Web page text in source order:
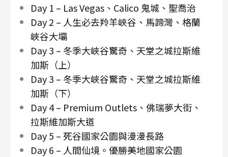
Day 1 – Las Vegas、Calico 鬼城、聖喬治
Day 2 – 人生必去羚羊峽谷、馬蹄灣、格蘭
峽谷大壩
Day 3 – 冬季大峽谷驚奇、天堂之城拉斯維
加斯（上）
Day 3 – 冬季大峽谷驚奇、天堂之城拉斯維
加斯（下）
Day 4 – Premium Outlets、佛瑞夢大街、
拉斯維加斯大道
Day 5 – 死谷國家公園與漫漫長路
Day 6 – 人間仙境。優勝美地國家公園